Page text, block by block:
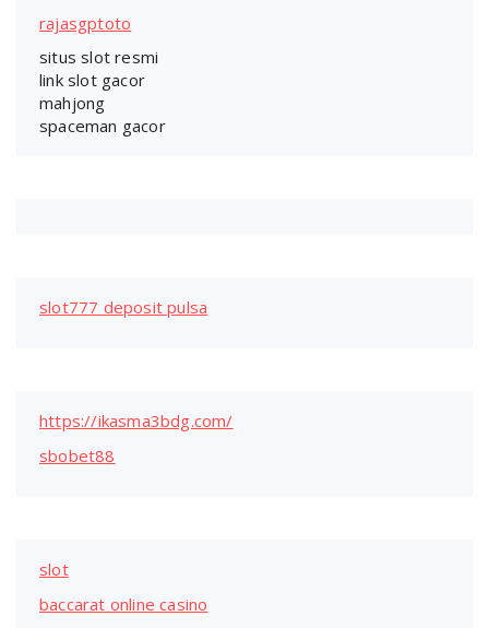
rajasgptoto
situs slot resmi
link slot gacor
mahjong
spaceman gacor
slot777 deposit pulsa
https://ikasma3bdg.com/
sbobet88
slot
baccarat online casino